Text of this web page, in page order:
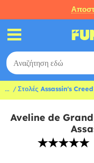
... Στολές Assassin's Creed
Aveline de